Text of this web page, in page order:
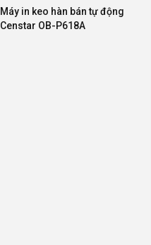
Máy in keo hàn bán tự động
Censtar OB-P618A